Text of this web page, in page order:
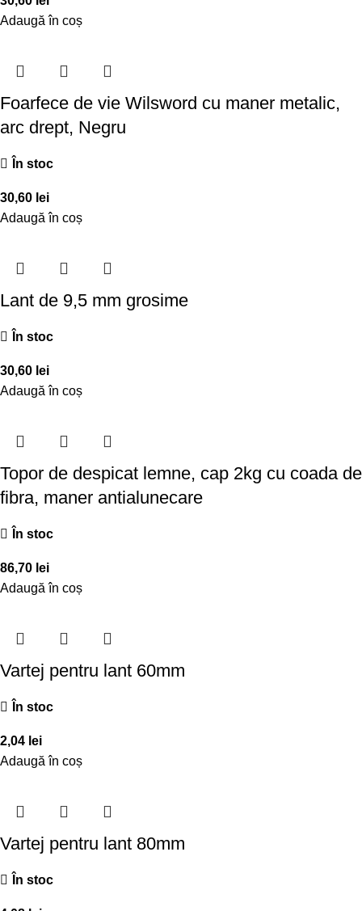
Adaugă în coș
Foarfece de vie Wilsword cu maner metalic,
arc drept, Negru
În stoc
30,60 lei
Adaugă în coș
Lant de 9,5 mm grosime
În stoc
30,60 lei
Adaugă în coș
Topor de despicat lemne, cap 2kg cu coada de
fibra, maner antialunecare
În stoc
86,70 lei
Adaugă în coș
Vartej pentru lant 60mm
În stoc
2,04 lei
Adaugă în coș
Vartej pentru lant 80mm
În stoc